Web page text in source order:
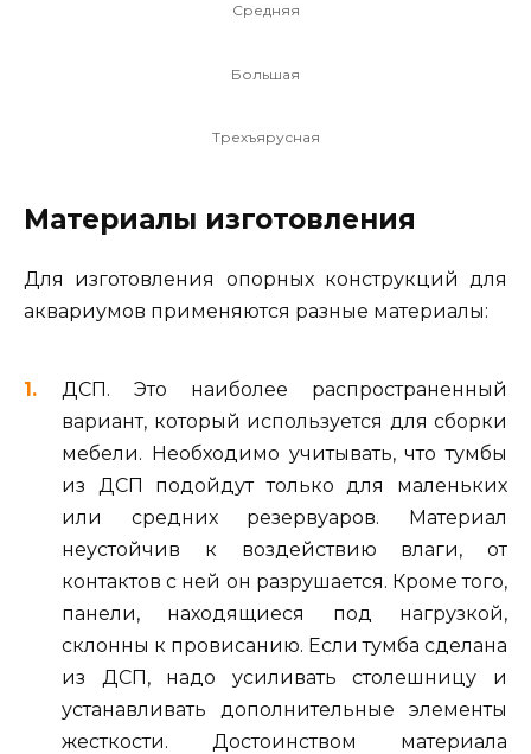
Средняя
Большая
Трехъярусная
Материалы изготовления
Для изготовления опорных конструкций для
аквариумов применяются разные материалы:
ДСП. Это наиболее распространенный
вариант, который используется для сборки
мебели. Необходимо учитывать, что тумбы
из ДСП подойдут только для маленьких
или средних резервуаров. Материал
неустойчив к воздействию влаги, от
контактов с ней он разрушается. Кроме того,
панели, находящиеся под нагрузкой,
склонны к провисанию. Если тумба сделана
из ДСП, надо усиливать столешницу и
устанавливать дополнительные элементы
жесткости. Достоинством материала